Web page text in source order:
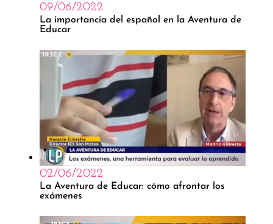
09/06/2022
La importancia del español en la Aventura de
Educar
02/06/2022
La Aventura de Educar: cómo afrontar los
exámenes